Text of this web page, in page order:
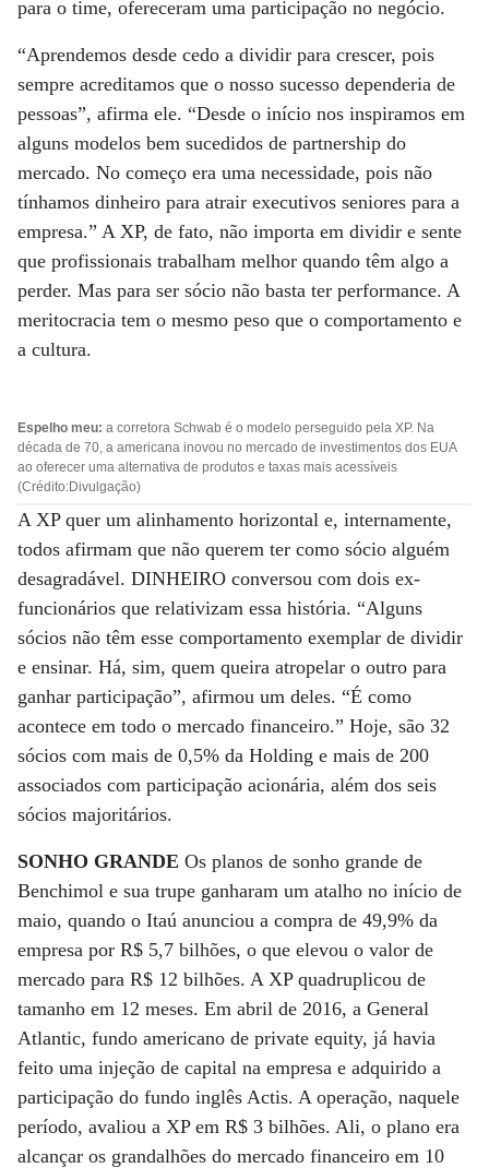
para o time, ofereceram uma participação no negócio.
“Aprendemos desde cedo a dividir para crescer, pois
sempre acreditamos que o nosso sucesso dependeria de
pessoas”, afirma ele. “Desde o início nos inspiramos em
alguns modelos bem sucedidos de partnership do
mercado. No começo era uma necessidade, pois não
tínhamos dinheiro para atrair executivos seniores para a
empresa.” A XP, de fato, não importa em dividir e sente
que profissionais trabalham melhor quando têm algo a
perder. Mas para ser sócio não basta ter performance. A
meritocracia tem o mesmo peso que o comportamento e
a cultura.
Espelho meu: a corretora Schwab é o modelo perseguido pela XP. Na
década de 70, a americana inovou no mercado de investimentos dos EUA
ao oferecer uma alternativa de produtos e taxas mais acessíveis
(Crédito:Divulgação)
A XP quer um alinhamento horizontal e, internamente,
todos afirmam que não querem ter como sócio alguém
desagradável. DINHEIRO conversou com dois ex-
funcionários que relativizam essa história. “Alguns
sócios não têm esse comportamento exemplar de dividir
e ensinar. Há, sim, quem queira atropelar o outro para
ganhar participação”, afirmou um deles. “É como
acontece em todo o mercado financeiro.” Hoje, são 32
sócios com mais de 0,5% da Holding e mais de 200
associados com participação acionária, além dos seis
sócios majoritários.
SONHO GRANDE Os planos de sonho grande de
Benchimol e sua trupe ganharam um atalho no início de
maio, quando o Itaú anunciou a compra de 49,9% da
empresa por R$ 5,7 bilhões, o que elevou o valor de
mercado para R$ 12 bilhões. A XP quadruplicou de
tamanho em 12 meses. Em abril de 2016, a General
Atlantic, fundo americano de private equity, já havia
feito uma injeção de capital na empresa e adquirido a
participação do fundo inglês Actis. A operação, naquele
período, avaliou a XP em R$ 3 bilhões. Ali, o plano era
alcançar os grandalhões do mercado financeiro em 10